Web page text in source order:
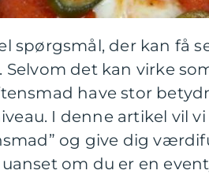
spørgsmål, der kan få
det kan virke
have stor
I denne artikel vil
og give dig
om du er en